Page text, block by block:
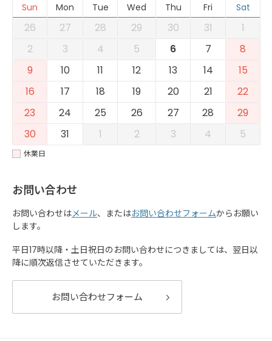
Sun
Mon Tue Wed Thu Fri Sat
26 27 28 29 30 31
1
2
3 4 5 6 7
8
9
10 11 12 13 14
15
16
17 18 19 20 21
22
23
24 25 26 27 28
29
30
31 1 2 3 4 5
休業日
お問い合わせ
お問い合わせはメール、またはお問い合わせフォームからお願い
します。
平日17時以降・土日祝日のお問い合わせにつきましては、翌日以
降に順次返信させていただきます。
お問い合わせフォーム